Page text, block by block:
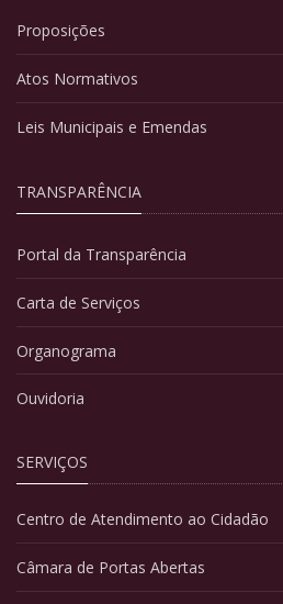
Proposições
Atos Normativos
Leis Municipais e Emendas
TRANSPARÊNCIA
Portal da Transparência
Carta de Serviços
Organograma
Ouvidoria
SERVIÇOS
Centro de Atendimento ao Cidadão
Câmara de Portas Abertas